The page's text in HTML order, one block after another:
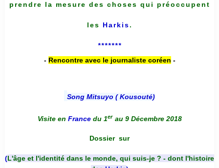
prendre la mesure des choses qui préoccupent
les Harkis.
*******
- Rencontre avec le journaliste coréen -
Song Mitsuyo ( Kousouté)
Visite en France du 1er au 9 Décembre 2018
Dossier sur
(L'âge et l'identité dans le monde, qui suis-je ? - dont l'histoire